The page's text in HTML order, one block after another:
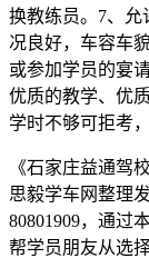
换教练员。7、允
况良好，车容车
或参加学员的宴
优质的教学、优
学时不够可拒考
《石家庄益通驾
思毅学车网整理
80801909，通过
帮学员朋友从选